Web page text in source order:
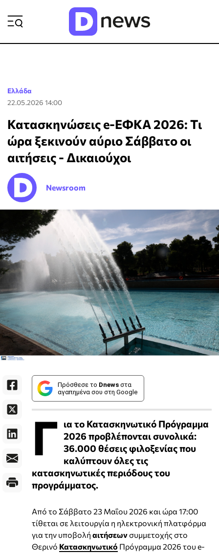
Ελλάδα
22.05.2026 14:00
Κατασκηνώσεις e-ΕΦΚΑ 2026: Τι
ώρα ξεκινούν αύριο Σάββατο οι
αιτήσεις - Δικαιούχοι
Newsroom
Πρόσθεσε το Dnews στα
αγαπημένα σου στη Google
Γ ια το Κατασκηνωτικό Πρόγραμμα
2026 προβλέπονται συνολικά:
36.000 θέσεις φιλοξενίας που
καλύπτουν όλες τις
κατασκηνωτικές περιόδους του
προγράμματος.
Από το Σάββατο 23 Μαΐου 2026 και ώρα 17:00
τίθεται σε λειτουργία η ηλεκτρονική πλατφόρμα
για την υποβολή αιτήσεωνσυμμετοχής στο
Θερινό Κατασκηνωτικό Πρόγραμμα 2026 του e-